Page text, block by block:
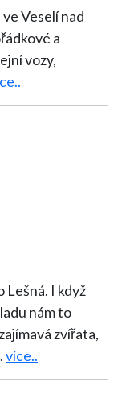
Veselí nad
a
Lešná. I když
nám to
více..